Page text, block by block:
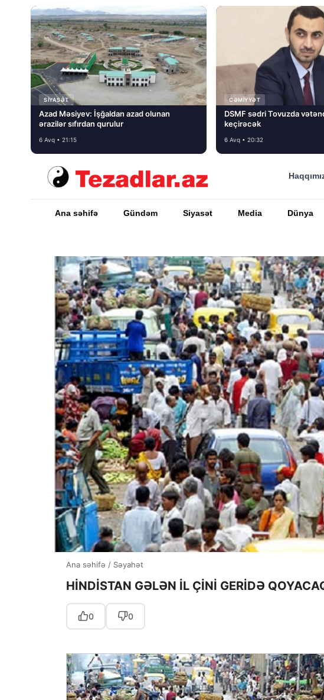
SIYASƏT
Azad Məsiyev: İşğaldan azad olunan
ərazilər sıfırdan qurulur
6 Avq • 21:15
CƏMIYYƏT
DSMF sədri Tovuzda
keçirəcək
6 Avq • 20:32
Ana səhifə Gündəm Siyasət Media Dünya
Ana səhifə / Səyahət
HİNDİSTAN GƏLƏN İL ÇİNİ GERİDƏ
0 0